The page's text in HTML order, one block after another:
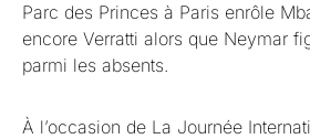
Parc des Princes à Paris enrôle
encore Verratti alors que Neymar
parmi les absents.
À l’occasion de La Journée